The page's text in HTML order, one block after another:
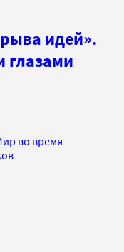
идей».
глазами
во время